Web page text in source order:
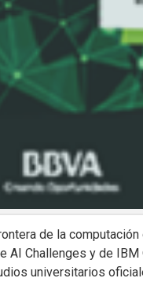
de la
AI Challenges y de
universitarios